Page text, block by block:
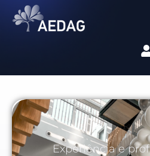
Experiência e